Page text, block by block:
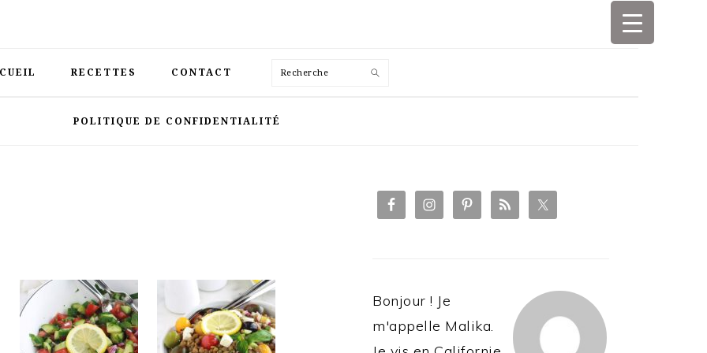
RECETTES CONTACT Recherche
POLITIQUE DE CONFIDENTIALITÉ
PRIMARY
SIDEBAR
Bonjour ! Je
m'appelle Malika.